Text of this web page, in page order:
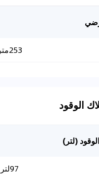
253متر
الوقود
(لتر)
97لتر